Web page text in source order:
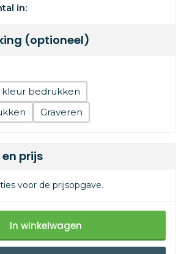
in:
(optioneel)
Graveren
prijs
voor de prijsopgave.
In winkelwagen